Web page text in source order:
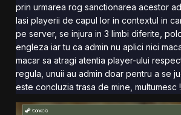
prin urmarea rog sanctionarea acestor
lasi playerii de capul lor in contextul in
pe server, se injura in 3 limbi diferite,
engleza iar tu ca admin nu aplici nici
macar sa atragi atentia player-ului
regula, unuii au admin doar pentru a se
este concluzia trasa de mine, multumesc !